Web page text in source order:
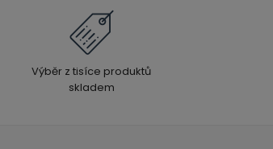
Výběr z tisíce produktů
skladem